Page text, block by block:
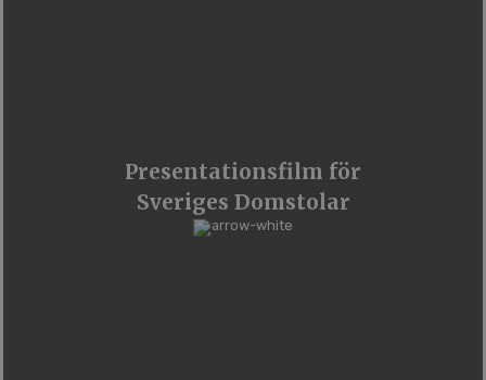
Presentationsfilm för
Sveriges Domstolar